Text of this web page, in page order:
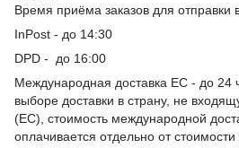
Время приёма заказов для отправки
InPost - до 14:30
DPD - до 16:00
Международная доставка ЕС - до 24
выборе доставки в страну, не
(ЕС), стоимость международной
оплачивается отдельно от